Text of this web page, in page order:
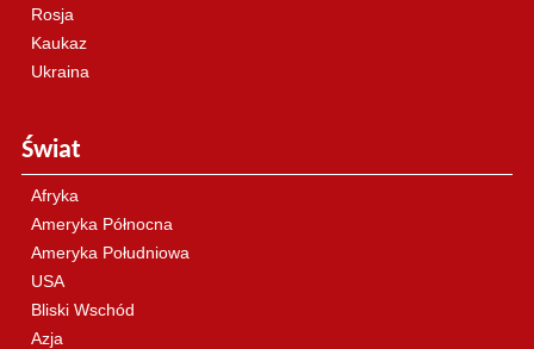
Rosja
Kaukaz
Ukraina
Świat
Afryka
Ameryka Północna
Ameryka Południowa
USA
Bliski Wschód
Azja